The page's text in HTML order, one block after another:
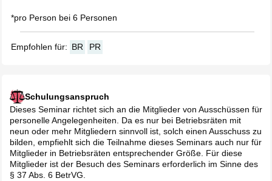
*pro Person bei 6 Personen
Empfohlen für: BR PR
Schulungsanspruch
Dieses Seminar richtet sich an die Mitglieder von Ausschüssen für
personelle Angelegenheiten. Da es nur bei Betriebsräten mit
neun oder mehr Mitgliedern sinnvoll ist, solch einen Ausschuss zu
bilden, empfiehlt sich die Teilnahme dieses Seminars auch nur für
Mitglieder in Betriebsräten entsprechender Größe. Für diese
Mitglieder ist der Besuch des Seminars erforderlich im Sinne des
§ 37 Abs. 6 BetrVG.